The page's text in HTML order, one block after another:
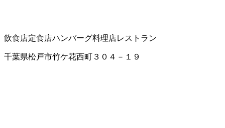
飲食店定食店ハンバーグ料理店レストラン
千葉県松戸市竹ケ花西町３０４－１９